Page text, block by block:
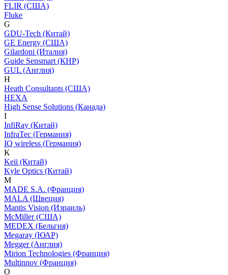
FLIR (США)
Fluke
G
GDU-Tech (Китай)
GE Energy (США)
Gilardoni (Италия)
Guide Sensmart (КНР)
GUL (Англия)
H
Heath Consultants (США)
HEXA
High Sense Solutions (Канада)
I
InfiRay (Китай)
InfraTec (Германия)
IQ wireless (Германия)
K
Keii (Китай)
Kyle Optics (Китай)
M
MADE S.A. (Франция)
MALA (Швеция)
Mantis Vision (Израиль)
McMiller (США)
MEDEX (Бельгия)
Megaray (ЮАР)
Megger (Англия)
Mirion Technologies (Франция)
Multinnov (Франция)
O